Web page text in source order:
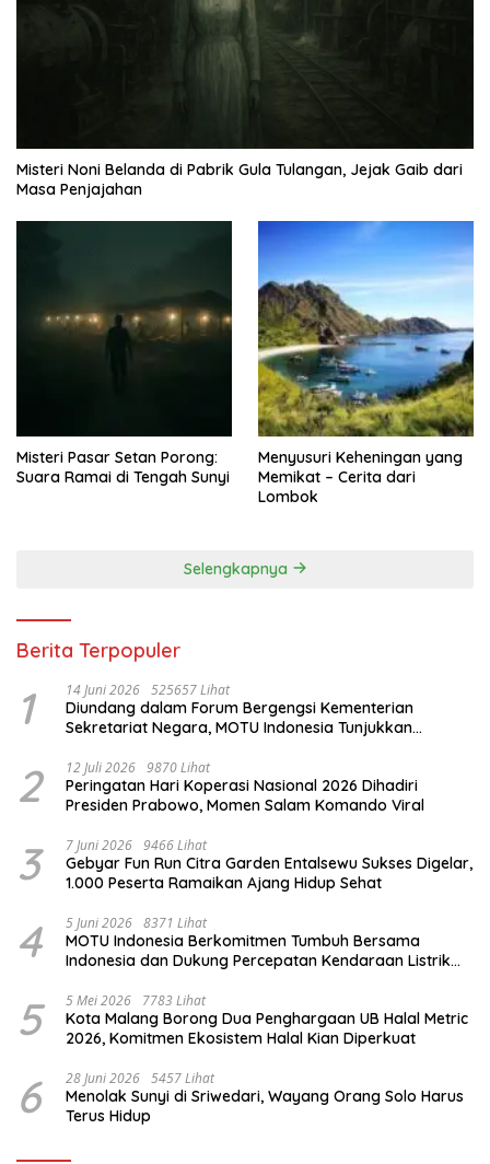
Misteri Noni Belanda di Pabrik Gula Tulangan, Jejak Gaib dari
Masa Penjajahan
Misteri Pasar Setan Porong:
Suara Ramai di Tengah Sunyi
Menyusuri Keheningan yang
Memikat – Cerita dari
Lombok
Selengkapnya
Berita Terpopuler
1 14 Juni 2026 525657 Lihat
Diundang dalam Forum Bergengsi Kementerian
Sekretariat Negara, MOTU Indonesia Tunjukkan
2 12 Juli 2026 9870 Lihat
Peringatan Hari Koperasi Nasional 2026 Dihadiri
Presiden Prabowo, Momen Salam Komando Viral
3 7 Juni 2026 9466 Lihat
Gebyar Fun Run Citra Garden Entalsewu Sukses Digelar,
1.000 Peserta Ramaikan Ajang Hidup Sehat
4 5 Juni 2026 8371 Lihat
MOTU Indonesia Berkomitmen Tumbuh Bersama
Indonesia dan Dukung Percepatan Kendaraan Listrik
5 5 Mei 2026 7783 Lihat
Kota Malang Borong Dua Penghargaan UB Halal Metric
2026, Komitmen Ekosistem Halal Kian Diperkuat
6 28 Juni 2026 5457 Lihat
Menolak Sunyi di Sriwedari, Wayang Orang Solo Harus
Terus Hidup